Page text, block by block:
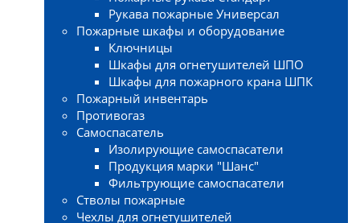
Рукава пожарные Универсал
Пожарные шкафы и оборудование
Ключницы
Шкафы для огнетушителей ШПО
Шкафы для пожарного крана ШПК
Пожарный инвентарь
Противогаз
Самоспасатель
Изолирующие самоспасатели
Продукция марки "Шанс"
Фильтрующие самоспасатели
Стволы пожарные
Чехлы для огнетушителей